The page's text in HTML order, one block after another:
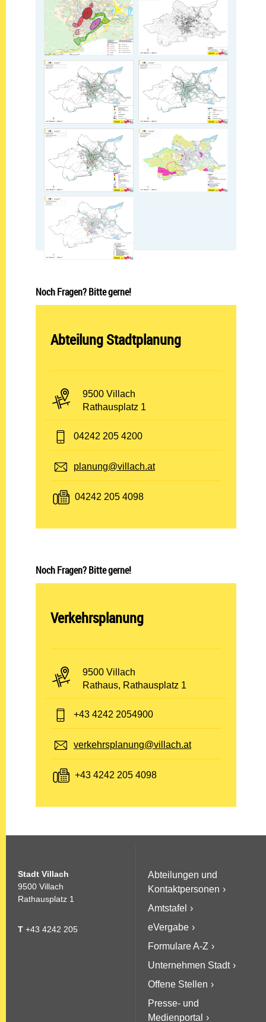
Noch Fragen? Bitte gerne!
Abteilung öffnen:
Abteilung Stadtplanung
PLZ und Ort:
9500 Villach
Adresse:
Rathausplatz 1
Telefon:
04242 205 4200
E-Mail:
planung@villach.at
Fax:
04242 205 4098
Noch Fragen? Bitte gerne!
Abteilung öffnen:
Verkehrsplanung
PLZ und Ort:
9500 Villach
Adresse:
Rathaus, Rathausplatz 1
Telefon:
+43 4242 2054900
E-Mail:
verkehrsplanung@villach.at
Fax:
+43 4242 205 4098
Stadt Villach
9500 Villach
Rathausplatz 1
T +43 4242 205
Abteilungen und
Kontaktpersonen
Amtstafel
eVergabe
Formulare A-Z
Unternehmen Stadt
Offene Stellen
Presse- und
Medienportal